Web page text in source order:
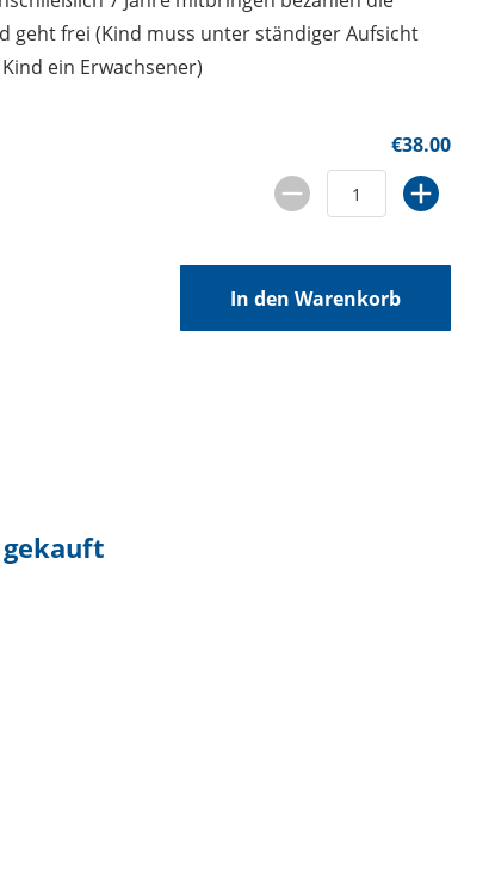
geht frei (Kind muss unter ständiger Aufsicht
ein Erwachsener)
€38.00
In den Warenkorb